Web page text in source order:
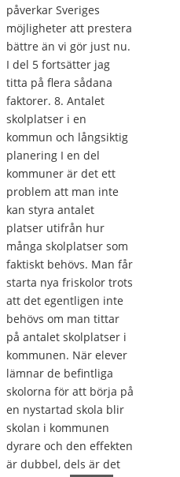
påverkar Sveriges
möjligheter att prestera
bättre än vi gör just nu.
I del 5 fortsätter jag
titta på flera sådana
faktorer. 8. Antalet
skolplatser i en
kommun och långsiktig
planering I en del
kommuner är det ett
problem att man inte
kan styra antalet
platser utifrån hur
många skolplatser som
faktiskt behövs. Man får
starta nya friskolor trots
att det egentligen inte
behövs om man tittar
på antalet skolplatser i
kommunen. När elever
lämnar de befintliga
skolorna för att börja på
en nystartad skola blir
skolan i kommunen
dyrare och den effekten
är dubbel, dels är det